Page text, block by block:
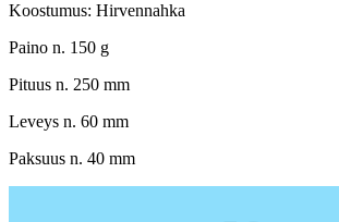
Koostumus: Hirvennahka
Paino n. 150 g
Pituus n. 250 mm
Leveys n. 60 mm
Paksuus n. 40 mm